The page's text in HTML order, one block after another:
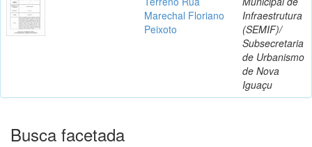
Marechal Floriano
Peixoto
Infraestrutura
(SEMIF)/
Subsecretaria
de Urbanismo
de Nova
Iguaçu
Busca facetada